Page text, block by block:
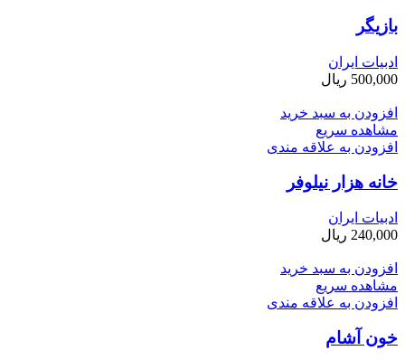
بازیگر
ادبیات ایران
500,000 ریال
افزودن به سبد خرید
مشاهده سریع
افزودن به علاقه مندی
خانه هزار نیلوفر
ادبیات ایران
240,000 ریال
افزودن به سبد خرید
مشاهده سریع
افزودن به علاقه مندی
خون آشام